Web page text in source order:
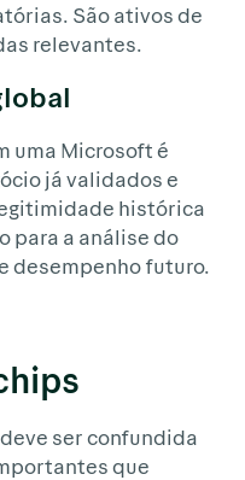
São ativos de
relevantes.
uma Microsoft é
já validados e
histórica
para a análise do
desempenho futuro.
ser confundida
que